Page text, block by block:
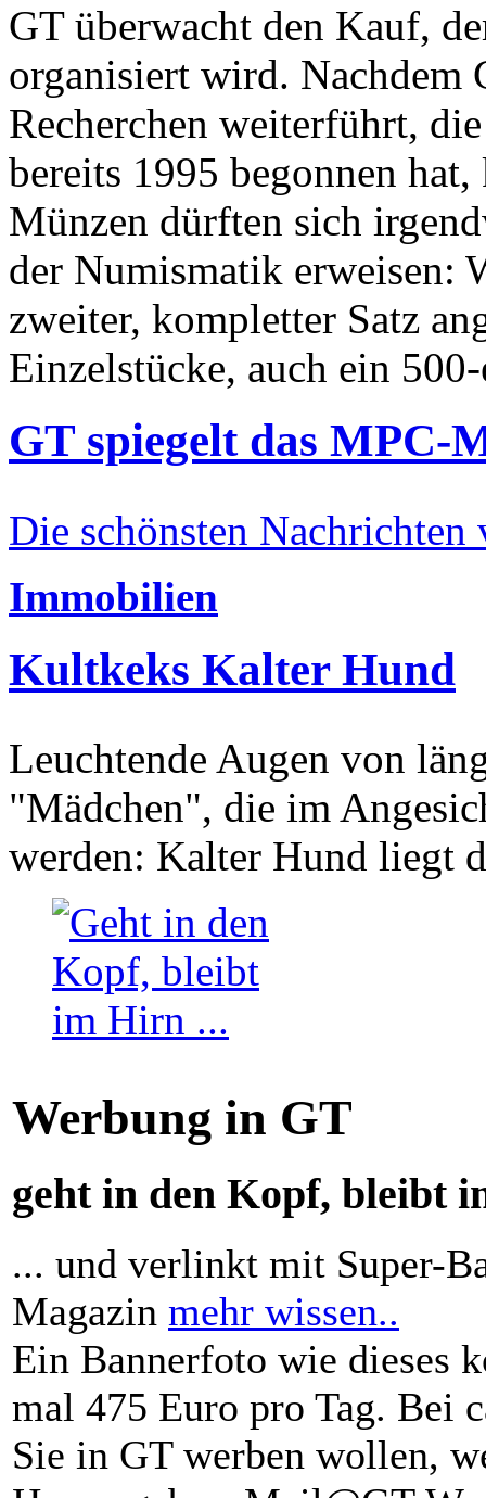
GT überwacht den Kauf,
organisiert wird. Nachdem
Recherchen weiterführt,
bereits 1995 begonnen
Münzen dürften sich
der Numismatik erweisen:
zweiter, kompletter Satz
Einzelstücke, auch ein
GT spiegelt das MPC-
Die schönsten Nachrichten
Immobilien
Kultkeks Kalter Hund
Leuchtende Augen von
"Mädchen", die im
werden: Kalter Hund liegt
Werbung in GT
geht in den Kopf, bleibt
... und verlinkt mit Super-
Magazin mehr wissen..
Ein Bannerfoto wie dieses
mal 475 Euro pro Tag. Bei
Sie in GT werben wollen,